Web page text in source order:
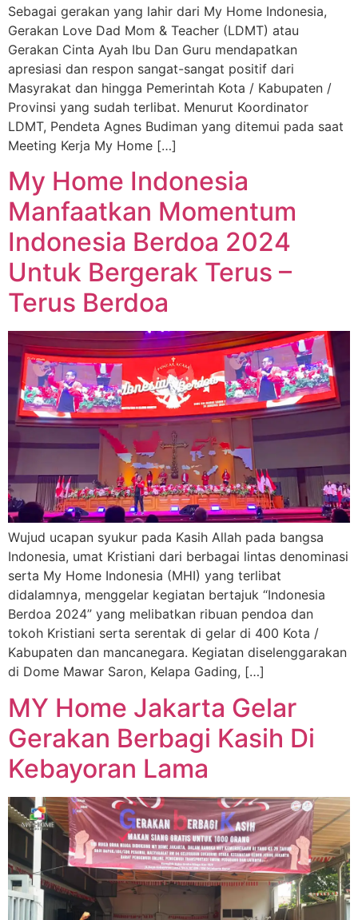
Sebagai gerakan yang lahir dari My Home Indonesia,
Gerakan Love Dad Mom & Teacher (LDMT) atau
Gerakan Cinta Ayah Ibu Dan Guru mendapatkan
apresiasi dan respon sangat-sangat positif dari
Masyrakat dan hingga Pemerintah Kota / Kabupaten /
Provinsi yang sudah terlibat. Menurut Koordinator
LDMT, Pendeta Agnes Budiman yang ditemui pada saat
Meeting Kerja My Home […]
My Home Indonesia
Manfaatkan Momentum
Indonesia Berdoa 2024
Untuk Bergerak Terus –
Terus Berdoa
Wujud ucapan syukur pada Kasih Allah pada bangsa
Indonesia, umat Kristiani dari berbagai lintas denominasi
serta My Home Indonesia (MHI) yang terlibat
didalamnya, menggelar kegiatan bertajuk “Indonesia
Berdoa 2024” yang melibatkan ribuan pendoa dan
tokoh Kristiani serta serentak di gelar di 400 Kota /
Kabupaten dan mancanegara. Kegiatan diselenggarakan
di Dome Mawar Saron, Kelapa Gading, […]
MY Home Jakarta Gelar
Gerakan Berbagi Kasih Di
Kebayoran Lama